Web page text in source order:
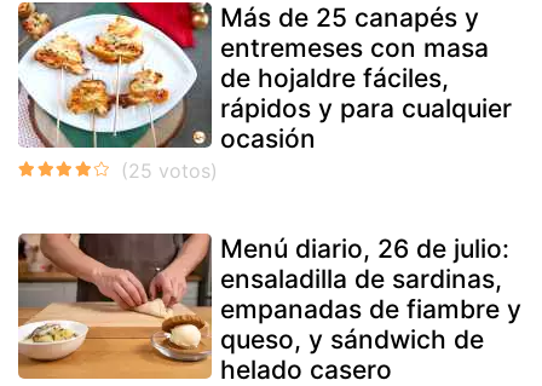
Más de 25 canapés y
entremeses con masa
de hojaldre fáciles,
rápidos y para cualquier
ocasión
Menú diario, 26 de julio:
ensaladilla de sardinas,
empanadas de fiambre y
queso, y sándwich de
helado casero